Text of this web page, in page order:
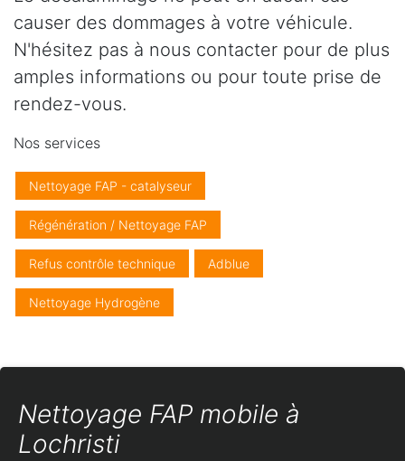
causer des dommages à votre véhicule.
N'hésitez pas à nous contacter pour de plus
amples informations ou pour toute prise de
rendez-vous.
Nos services
Nettoyage FAP - catalyseur
Régénération / Nettoyage FAP
Refus contrôle technique Adblue
Nettoyage Hydrogène
Nettoyage FAP mobile à
Lochristi